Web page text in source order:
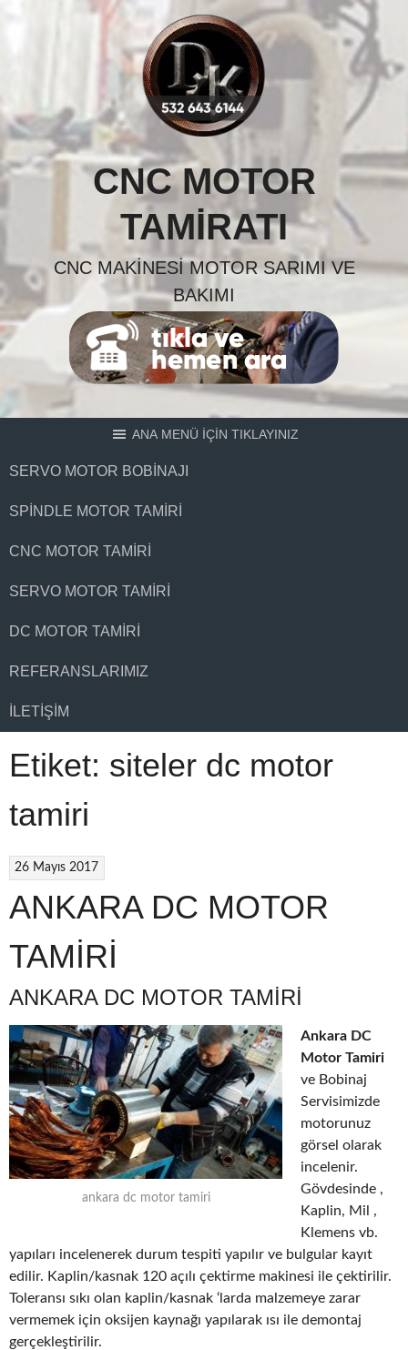
CNC MOTOR
TAMIRATI
CNC MAKINESI MOTOR SARIMI VE
BAKIMI
ANA MENÜ İÇİN TIKLAYINIZ
SERVO MOTOR BOBINAJI
SPINDLE MOTOR TAMIRI
CNC MOTOR TAMIRI
SERVO MOTOR TAMIRI
DC MOTOR TAMIRI
REFERANSLARIMIZ
İLETIŞIM
Etiket: siteler dc motor
tamiri
26 Mayıs 2017
ANKARA DC MOTOR
TAMİRİ
ANKARA DC MOTOR TAMİRİ
ankara dc motor tamiri
Ankara DC
Motor Tamiri
ve Bobinaj
Servisimizde
motorunuz
görsel olarak
incelenir.
Gövdesinde ,
Kaplin, Mil ,
Klemens vb.
yapıları incelenerek durum tespiti yapılır ve bulgular kayıt
edilir. Kaplin/kasnak 120 açılı çektirme makinesi ile çektirilir.
Toleransı sıkı olan kaplin/kasnak ‘larda malzemeye zarar
vermemek için oksijen kaynağı yapılarak ısı ile demontaj
gerçekleştirilir.